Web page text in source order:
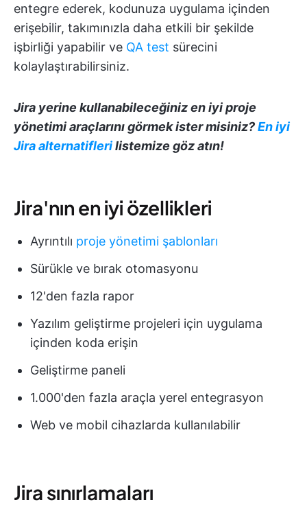
entegre ederek, kodunuza uygulama içinden
erişebilir, takımınızla daha etkili bir şekilde
işbirliği yapabilir ve QA test sürecini
kolaylaştırabilirsiniz.
Jira yerine kullanabileceğiniz en iyi proje
yönetimi araçlarını görmek ister misiniz?En iyi
Jira alternatiflerilistemize göz atın!
Jira'nın en iyi özellikleri
Ayrıntılı proje yönetimi şablonları
Sürükle ve bırak otomasyonu
12'den fazla rapor
Yazılım geliştirme projeleri için uygulama
içinden koda erişin
Geliştirme paneli
1.000'den fazla araçla yerel entegrasyon
Web ve mobil cihazlarda kullanılabilir
Jira sınırlamaları